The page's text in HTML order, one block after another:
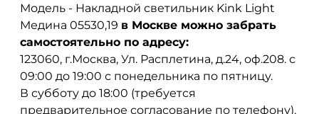
Модель - Накладной светильник Kink Light
Медина 05530,19 в Москве можно забрать
самостоятельно по адресу:
123060, г.Москва, Ул. Расплетина, д.24, оф.208. с
09:00 до 19:00 с понедельника по пятницу.
В субботу до 18:00 (требуется
предварительное согласование по телефону).